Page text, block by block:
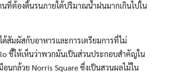
นที่ต้องดิ้นรนภายใต้ปริมาณน้ำฝนมากเกินไปใน
ด้สัมผัสกับอาหารและการเตรียมการที่ไม่
ชี้ให้เห็นว่าพวกมันเป็นส่วนประกอบสำคัญใน
นกล้วย Norris Square ซึ่งเป็นสวนผลไม้ใน